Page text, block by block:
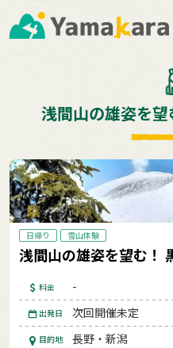
浅間山の雄姿を
日帰り 雪山体験
浅間山の雄姿を望む！
料金 -
出発日 次回開催未定
目的地 長野・新潟